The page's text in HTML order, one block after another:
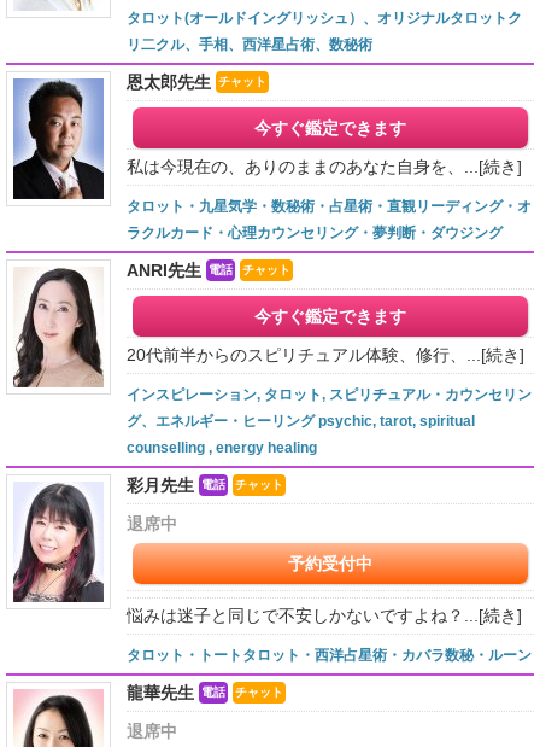
タロット(オールドイングリッシュ）、オリジナルタロットク
リ二クル、手相、西洋星占術、数秘術
恩太郎先生 チャット
今すぐ鑑定できます
私は今現在の、ありのままのあなた自身を、... [続き]
タロット・九星気学・数秘術・占星術・直観リーディング・オ
ラクルカード・心理カウンセリング・夢判断・ダウジング
ANRI先生 電話 チャット
今すぐ鑑定できます
20代前半からのスピリチュアル体験、修行、... [続き]
インスピレーション, タロット, スピリチュアル・カウンセリン
グ、エネルギー・ヒーリング psychic, tarot, spiritual
counselling , energy healing
彩月先生 電話 チャット
退席中
予約受付中
悩みは迷子と同じで不安しかないですよね？... [続き]
タロット・トートタロット・西洋占星術・カバラ数秘・ルーン
龍華先生 電話 チャット
退席中